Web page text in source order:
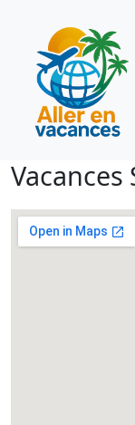
Vacances